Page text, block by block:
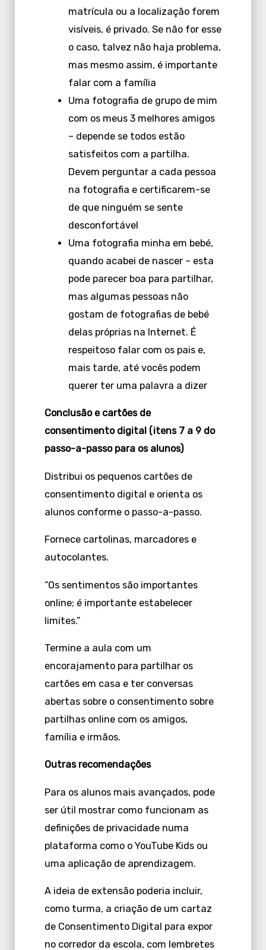
matrícula ou a localização forem
visíveis, é privado. Se não for esse
o caso, talvez não haja problema,
mas mesmo assim, é importante
falar com a família
Uma fotografia de grupo de mim
com os meus 3 melhores amigos
– depende se todos estão
satisfeitos com a partilha.
Devem perguntar a cada pessoa
na fotografia e certificarem-se
de que ninguém se sente
desconfortável
Uma fotografia minha em bebé,
quando acabei de nascer – esta
pode parecer boa para partilhar,
mas algumas pessoas não
gostam de fotografias de bebé
delas próprias na Internet. É
respeitoso falar com os pais e,
mais tarde, até vocês podem
querer ter uma palavra a dizer
Conclusão e cartões de
consentimento digital (itens 7 a 9 do
passo-a-passo para os alunos)
Distribui os pequenos cartões de
consentimento digital e orienta os
alunos conforme o passo-a-passo.
Fornece cartolinas, marcadores e
autocolantes.
“Os sentimentos são importantes
online; é importante estabelecer
limites.”
Termine a aula com um
encorajamento para partilhar os
cartões em casa e ter conversas
abertas sobre o consentimento sobre
partilhas online com os amigos,
família e irmãos.
Outras recomendações
Para os alunos mais avançados, pode
ser útil mostrar como funcionam as
definições de privacidade numa
plataforma como o YouTube Kids ou
uma aplicação de aprendizagem.
A ideia de extensão poderia incluir,
como turma, a criação de um cartaz
de Consentimento Digital para expor
no corredor da escola, com lembretes